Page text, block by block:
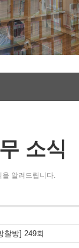
소식
을 알려드립니다.
찰방] 249회